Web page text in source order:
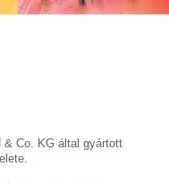
& Co. KG által gyártott